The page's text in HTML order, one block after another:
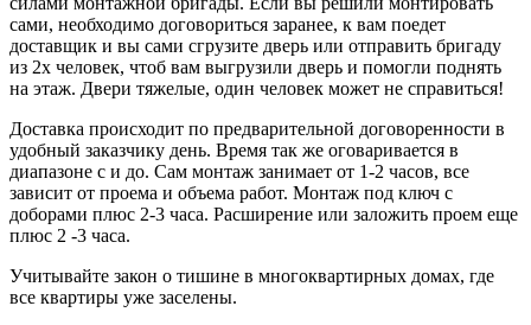
сами, необходимо договориться заранее, к вам поедет
доставщик и вы сами сгрузите дверь или отправить бригаду
из 2х человек, чтоб вам выгрузили дверь и помогли поднять
на этаж. Двери тяжелые, один человек может не справиться!
Доставка происходит по предварительной договоренности в
удобный заказчику день. Время так же оговаривается в
диапазоне с и до. Сам монтаж занимает от 1-2 часов, все
зависит от проема и объема работ. Монтаж под ключ с
доборами плюс 2-3 часа. Расширение или заложить проем еще
плюс 2 -3 часа.
Учитывайте закон о тишине в многоквартирных домах, где
все квартиры уже заселены.